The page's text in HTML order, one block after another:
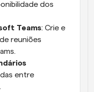
dos
Teams: Crie e
reuniões
entre